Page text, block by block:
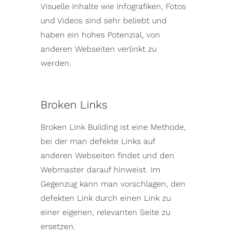
Visuelle Inhalte wie Infografiken, Fotos
und Videos sind sehr beliebt und
haben ein hohes Potenzial, von
anderen Webseiten verlinkt zu
werden.
Broken Links
Broken Link Building ist eine Methode,
bei der man defekte Links auf
anderen Webseiten findet und den
Webmaster darauf hinweist. Im
Gegenzug kann man vorschlagen, den
defekten Link durch einen Link zu
einer eigenen, relevanten Seite zu
ersetzen.